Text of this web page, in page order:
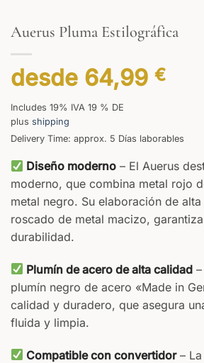
Auerus Pluma Estilográfica
desde 64,99 €
Includes 19% IVA 19 % DE
plus shipping
Delivery Time: approx. 5 Días laborables
Diseño moderno – El Auerus
moderno, que combina metal rojo
metal negro. Su elaboración de
roscado de metal macizo,
durabilidad.
Plumín de acero de alta calidad
plumín negro de acero «Made in
calidad y duradero, que asegura
fluida y limpia.
Compatible con convertidor– La